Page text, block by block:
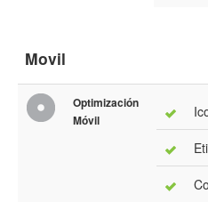
Movil
Optimización
Móvil